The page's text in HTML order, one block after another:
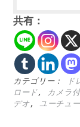
共有：
カテゴリー： ド
ロード, カメラ
デオ, ユーチュ